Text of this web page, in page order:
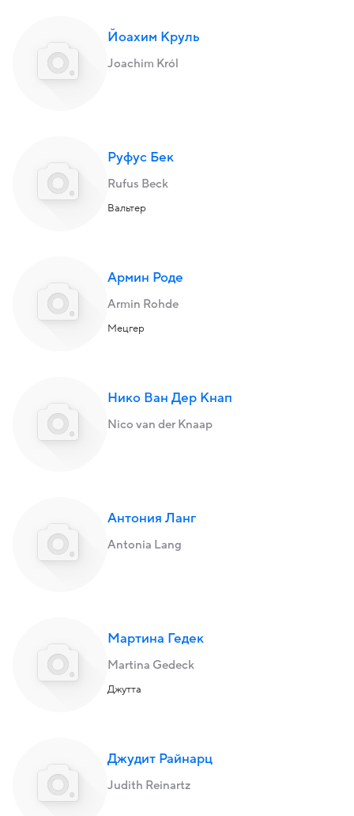
Йоахим Круль
Joachim Król
Руфус Бек
Rufus Beck
Вальтер
Армин Роде
Armin Rohde
Мецгер
Нико Ван Дер Кнап
Nico van der Knaap
Антония Ланг
Antonia Lang
Мартина Гедек
Martina Gedeck
Джутта
Джудит Райнарц
Judith Reinartz